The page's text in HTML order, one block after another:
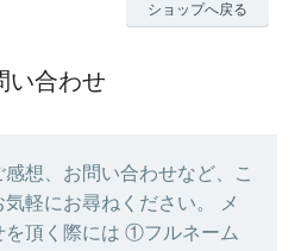
ショップへ戻る
い合わせ
想、お問い合わせなど、こ
軽にお尋ねください。 メ
を頂く際には ①フルネーム